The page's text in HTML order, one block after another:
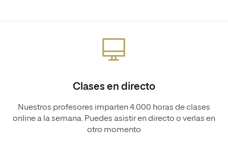
Clases en directo
Nuestros profesores imparten 4.000 horas de clases
online a la semana. Puedes asistir en directo o verlas en
otro momento